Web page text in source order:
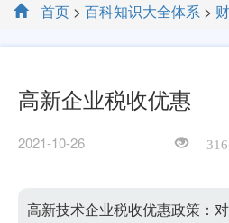
首页 > 百科知识大全体系 >
高新企业税收优惠
2021-10-26 316
高新技术企业税收优惠政策：